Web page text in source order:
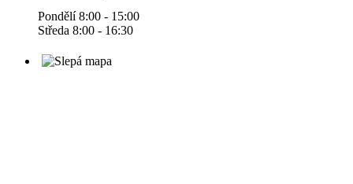
Pondělí 8:00 - 15:00
Středa 8:00 - 16:30